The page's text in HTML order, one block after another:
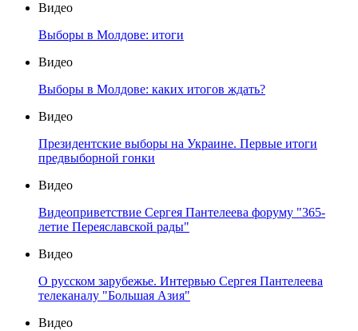
Видео
Выборы в Молдове: итоги
Видео
Выборы в Молдове: каких итогов ждать?
Видео
Президентские выборы на Украине. Первые итоги
предвыборной гонки
Видео
Видеоприветствие Сергея Пантелеева форуму "365-
летие Переяславской рады"
Видео
О русском зарубежье. Интервью Сергея Пантелеева
телеканалу "Большая Азия"
Видео